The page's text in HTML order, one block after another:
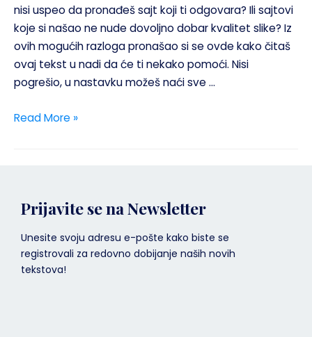
nisi uspeo da pronađeš sajt koji ti odgovara? Ili sajtovi
koje si našao ne nude dovoljno dobar kvalitet slike? Iz
ovih mogućih razloga pronašao si se ovde kako čitaš
ovaj tekst u nadi da će ti nekako pomoći. Nisi
pogrešio, u nastavku možeš naći sve …
Read More »
Prijavite se na Newsletter
Unesite svoju adresu e-pošte kako biste se
registrovali za redovno dobijanje naših novih
tekstova!